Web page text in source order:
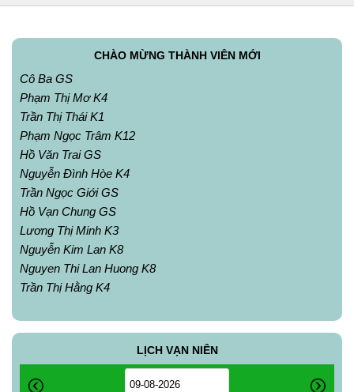
CHÀO MỪNG THÀNH VIÊN MỚI
Cô Ba GS
Phạm Thị Mơ K4
Trần Thị Thái K1
Phạm Ngọc Trâm K12
Hồ Văn Trai GS
Nguyễn Đình Hòe K4
Trần Ngọc Giới GS
Hồ Vạn Chung GS
Lương Thị Minh K3
Nguyễn Kim Lan K8
Nguyen Thi Lan Huong K8
Trần Thị Hằng K4
LỊCH VẠN NIÊN